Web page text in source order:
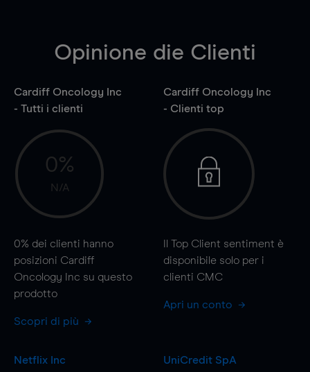
Opinione die Clienti
Cardiff Oncology Inc
- Tutti i clienti
0%
N/A
0% dei clienti hanno
posizioni Cardiff
Oncology Inc su questo
prodotto
Scopri di più
Cardiff Oncology Inc
- Clienti top
Il Top Client sentiment è
disponibile solo per i
clienti CMC
Apri un conto
Netflix Inc
UniCredit SpA